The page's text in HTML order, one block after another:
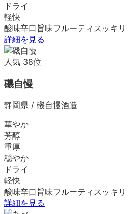
ドライ
軽快
酸味辛口 旨味フルーティ スッキリ
詳細を見る
人気 38位
磯自慢
静岡県 / 磯自慢酒造
華やか
芳醇
重厚
穏やか
ドライ
軽快
酸味辛口 旨味フルーティ スッキリ
詳細を見る